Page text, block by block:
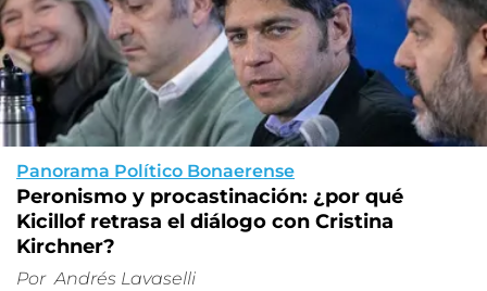
Panorama Político Bonaerense
Peronismo y procastinación: ¿por qué
Kicillof retrasa el diálogo con Cristina
Kirchner?
Por Andrés Lavaselli